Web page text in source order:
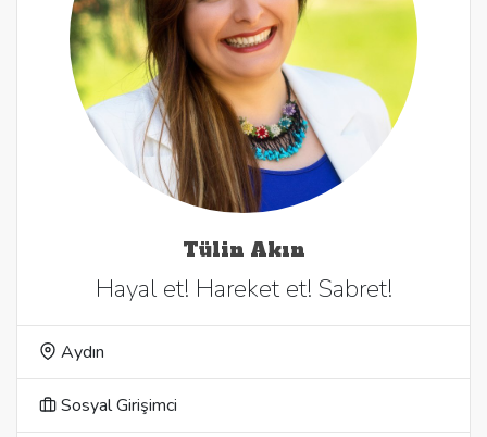
Tülin Akın
Hayal et! Hareket et! Sabret!
Aydın
Sosyal Girişimci